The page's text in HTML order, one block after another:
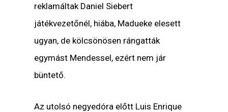
reklamáltak Daniel Siebert
játékvezetőnél, hiába, Madueke elesett
ugyan, de kölcsönösen rángatták
egymást Mendessel, ezért nem jár
büntető.
Az utolsó negyedóra előtt Luis Enrique